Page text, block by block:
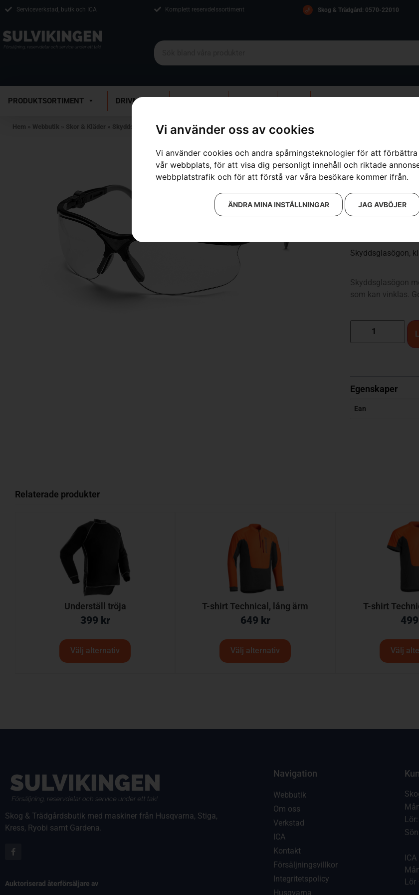
Vi använder oss av cookies
Vi använder cookies och andra spårningsteknologier för att
vår webbplats, för att visa dig personligt innehåll och riktade
webbplatstrafik och för att förstå var våra besökare kommer ifrån.
JAG AVBÖJER
ÄNDRA MINA INSTÄLLNINGAR
Serviceverkstad, butik och ICA Komplett reservdelssortiment Skog & Trädgård: 0570-22010
PRODUKTSORTIMENT DRIVMEDEL
Hem » Webbutik » Skor & Kläder » Skyddsglasögon & Visir» Skyddsglasögon, Clear X
Varumärken:
Skyddsglasögon,
Skyddsglasögon
som kan vinklas.
Egenskaper
Ean
Relaterade produkter
Underställ tröja
399 kr
Välj alternativ
T-shirt Technical, lång ärm
649 kr
Välj alternativ
T-shirt
499
Välj
Skog & Trädgårdsbutik med maskiner från Husqvarna, Stiga,
Kress, Ryobi samt Gardena.
Auktoriserad återförsäljare av
Navigation
Webbutik
Om oss
Verkstad
ICA
Kontakt
Försäljningsvillkor
Integritetspolicy
Husqvarna
ICA
Lör